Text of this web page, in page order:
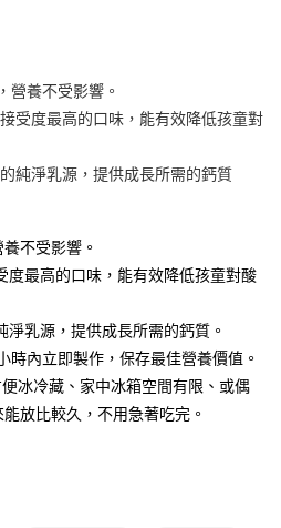
營養不受影響。
受度最高的口味，能有效降低孩童對
純淨乳源，提供成長所需的鈣質
不受影響。
度最高的口味，能有效降低孩童對酸
乳源，提供成長所需的鈣質。
時內立即製作，保存最佳營養價值。
冰冷藏、家中冰箱空間有限、或偶
放比較久，不用急著吃完。